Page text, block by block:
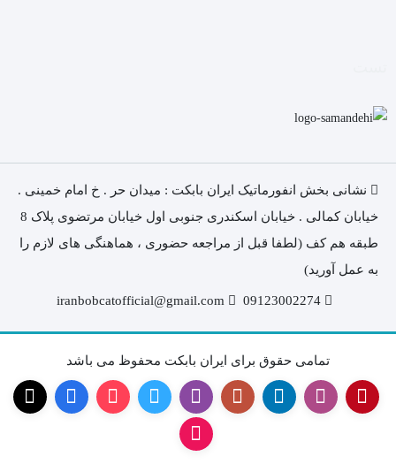
نشانی بخش انفورماتیک ایران بابکت : میدان حر . خ امام خمینی .
خیابان کمالی . خیابان اسکندری جنوبی اول خیابان مرتضوی پلاک 8
طبقه هم کف (لطفا قبل از مراجعه حضوری ، هماهنگی های لازم را
به عمل آورید)
09123002274
iranbobcatofficial@gmail.com
تمامی حقوق برای ایران بابکت محفوظ می باشد